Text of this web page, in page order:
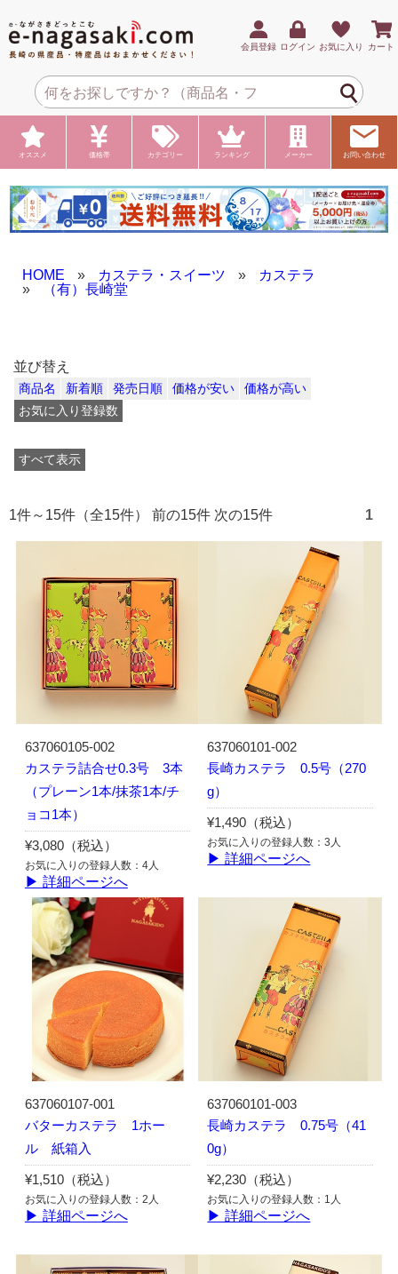
会員登録 ログイン お気に入り カート
オススメ 価格帯 カテゴリー ランキング メーカー お問い合わせ
HOME » カステラ・スイーツ »
カステラ
»
（有）長崎堂
並び替え
商品名 新着順 発売日順 価格が安い
価格が高い
お気に入り登録数
すべて表示
1件～15件（全15件） 前の15件 次の15件 1
637060105-002
カステラ詰合せ0.3号 3本
（プレーン1本/抹茶1本/チ
ョコ1本）
¥3,080（税込）
お気に入りの登録人数：4人
▶ 詳細ページへ
637060101-002
長崎カステラ 0.5号（270
g）
¥1,490（税込）
お気に入りの登録人数：3人
▶ 詳細ページへ
637060107-001
バターカステラ 1ホー
ル 紙箱入
¥1,510（税込）
お気に入りの登録人数：2人
▶ 詳細ページへ
637060101-003
長崎カステラ 0.75号（41
0g）
¥2,230（税込）
お気に入りの登録人数：1人
▶ 詳細ページへ